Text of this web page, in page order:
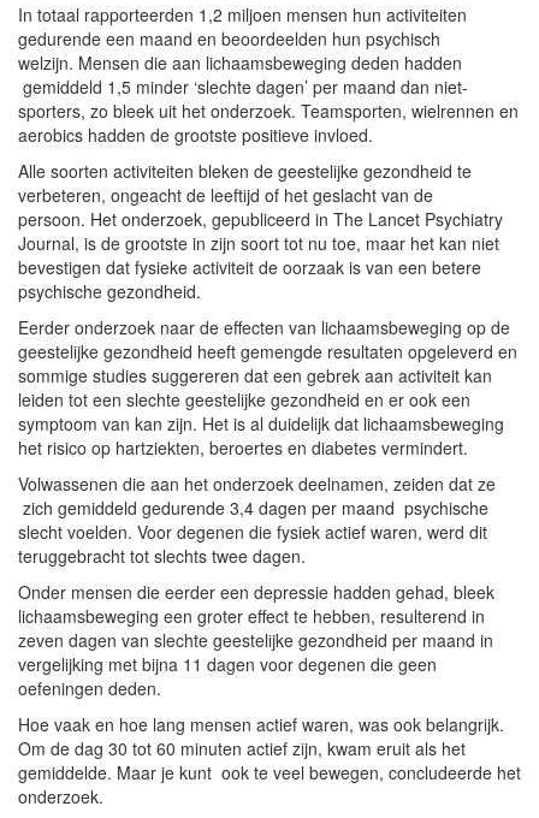
In totaal rapporteerden 1,2 miljoen mensen hun activiteiten
gedurende een maand en beoordeelden hun psychisch
welzijn. Mensen die aan lichaamsbeweging deden hadden
gemiddeld 1,5 minder ‘slechte dagen’ per maand dan niet-
sporters, zo bleek uit het onderzoek. Teamsporten, wielrennen en
aerobics hadden de grootste positieve invloed.
Alle soorten activiteiten bleken de geestelijke gezondheid te
verbeteren, ongeacht de leeftijd of het geslacht van de
persoon. Het onderzoek, gepubliceerd in The Lancet Psychiatry
Journal, is de grootste in zijn soort tot nu toe, maar het kan niet
bevestigen dat fysieke activiteit de oorzaak is van een betere
psychische gezondheid.
Eerder onderzoek naar de effecten van lichaamsbeweging op de
geestelijke gezondheid heeft gemengde resultaten opgeleverd en
sommige studies suggereren dat een gebrek aan activiteit kan
leiden tot een slechte geestelijke gezondheid en er ook een
symptoom van kan zijn. Het is al duidelijk dat lichaamsbeweging
het risico op hartziekten, beroertes en diabetes vermindert.
Volwassenen die aan het onderzoek deelnamen, zeiden dat ze
zich gemiddeld gedurende 3,4 dagen per maand psychische
slecht voelden. Voor degenen die fysiek actief waren, werd dit
teruggebracht tot slechts twee dagen.
Onder mensen die eerder een depressie hadden gehad, bleek
lichaamsbeweging een groter effect te hebben, resulterend in
zeven dagen van slechte geestelijke gezondheid per maand in
vergelijking met bijna 11 dagen voor degenen die geen
oefeningen deden.
Hoe vaak en hoe lang mensen actief waren, was ook belangrijk.
Om de dag 30 tot 60 minuten actief zijn, kwam eruit als het
gemiddelde. Maar je kunt ook te veel bewegen, concludeerde het
onderzoek.